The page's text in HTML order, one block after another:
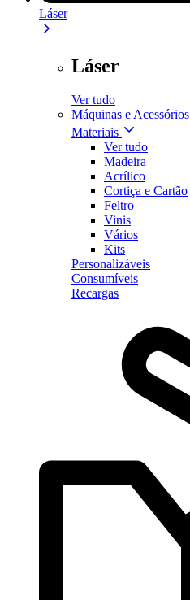
Láser
Láser
Ver tudo
Máquinas e Acessórios
Materiais
Ver tudo
Madeira
Acrílico
Cortiça e Cartão
Feltro
Vinis
Vários
Kits
Personalizáveis
Consumíveis
Recargas